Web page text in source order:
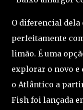
O diferencial dela
perfeitamente
limão. É uma
explorar o novo e
o Atlântico a
Fish foi lançada